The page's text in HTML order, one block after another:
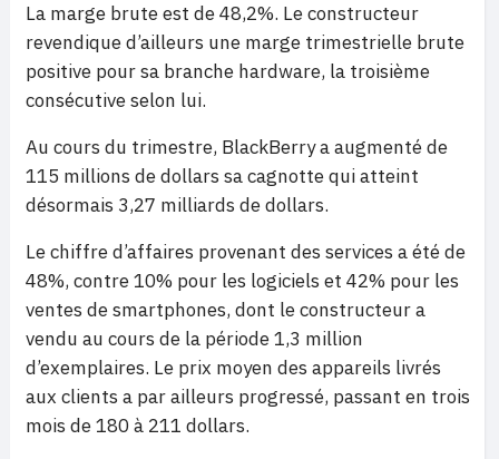
La marge brute est de 48,2%. Le constructeur
revendique d’ailleurs une marge trimestrielle brute
positive pour sa branche hardware, la troisième
consécutive selon lui.
Au cours du trimestre, BlackBerry a augmenté de
115 millions de dollars sa cagnotte qui atteint
désormais 3,27 milliards de dollars.
Le chiffre d’affaires provenant des services a été de
48%, contre 10% pour les logiciels et 42% pour les
ventes de smartphones, dont le constructeur a
vendu au cours de la période 1,3 million
d’exemplaires. Le prix moyen des appareils livrés
aux clients a par ailleurs progressé, passant en trois
mois de 180 à 211 dollars.